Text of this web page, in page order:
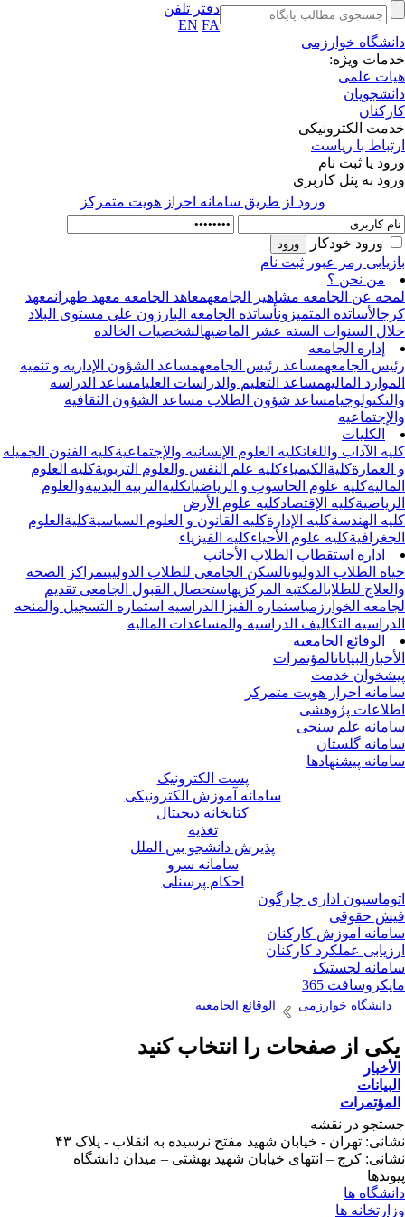
دفتر تلفن
EN FA
خوارزمی
ویژه:
علمی
الکترونیکی
با ریاست
یا ثبت نام
به پنل کاربری
ورود از طريق سامانه احراز هويت متمركز
ورود خودکار
رمز عبور ثبت نام
من نحن ؟
عن الجامعهمشاهیر الجامعهمعاهد الجامعهمعهد طهران معهد
الأساتذه المتمیزونأساتذه الجامعه البارزون علی مستوی البلاد
السنوات السته عشر الماضیهالشخصیات الخالده
إداره الجامعه
الجامعهمساعد رئیس الجامعهمساعد الشؤون الإداریه و تنمیه
المالیهمساعد التعلیم والدراسات العلیامساعد الدراسه
مساعد شؤون الطلابمساعد الشؤون الثقافیه
الکلیات
الآداب واللغاتکلیه العلوم الإنسانیه والإجتماعیةکلیه الفنون الجمیله
کلیةالکیمیاءکلیه علم النفس والعلوم التربویةکلیه العلوم
کلیه علوم الحاسوب و الریاضیاتکلیةالتربیه البدنیةوالعلوم
کلیه الإقتصادکلیه علوم الأرض
الهندسةکلیه الإدارة کلیه القانون و العلوم السیاسیةکلیةالعلوم
کلیه علوم الأحیاءکلیه الفیزیاء
اداره استقطاب الطلاب الأجانب
الطلاب الدولیونالسکن الجامعی للطلاب الدولیینمراکز الصحه
للطلابالمکتبه المرکزیه استحصال القبول الجامعی تقدیم
الخوارزمیاستماره الفیزا الدراسیهاستماره التسجیل والمنحه
التکالیف الدراسیه والمساعدات المالیه
الوقائع الجامعیه
البیاناتالمؤتمرات
خدمت
احراز هویت متمرکز
پژوهشی
علم سنجی
گلستان
پیشنهادها
پست الکترونیک
سامانه آموزش الکترونیکی
کتابخانه دیجیتال
تغذیه
پذیرش دانشجو بین الملل
سامانه سرو
احکام پرسنلی
اداری چارگون
حقوقی
آموزش کارکنان
عملکرد کارکنان
لجستیک
365
دانشگاه خوارزمی الوقائع الجامعیه
از صفحات را انتخاب کنید
در نقشه
تهران - خیابان شهید مفتح نرسیده به انقلاب - پلاک ۴۳
کرج – انتهای خیابان شهید بهشتی – میدان دانشگاه
ها
ها